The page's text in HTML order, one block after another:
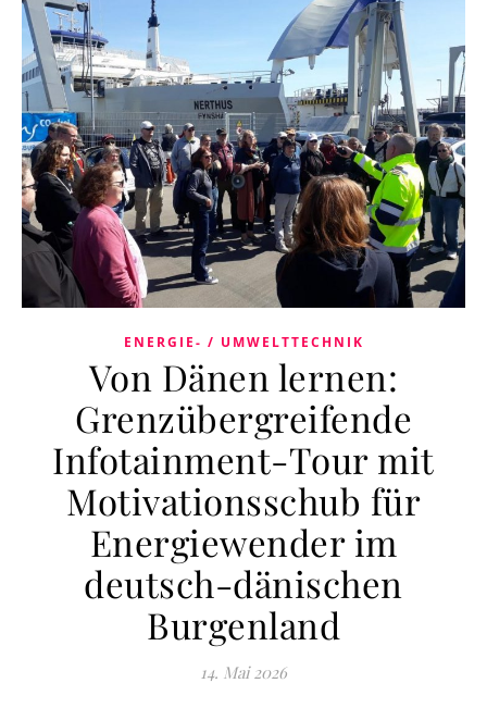
ENERGIE- / UMWELTTECHNIK
Von Dänen lernen:
Grenzübergreifende
Infotainment-Tour mit
Motivationsschub für
Energiewender im
deutsch-dänischen
Burgenland
14. Mai 2026